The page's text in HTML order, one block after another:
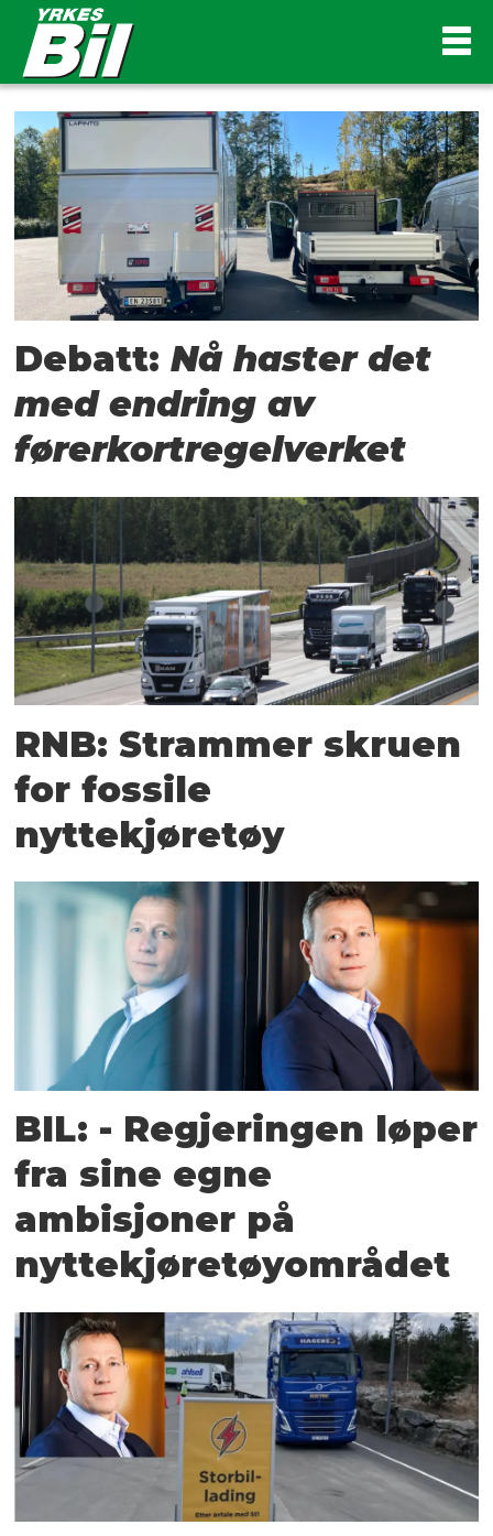
Tag:
statsbudsjettet
Debatt:Nå haster det
med endring av
førerkortregelverket
RNB: Strammer skruen
for fossile
nyttekjøretøy
BIL: - Regjeringen løper
fra sine egne
ambisjoner på
nyttekjøretøyområdet